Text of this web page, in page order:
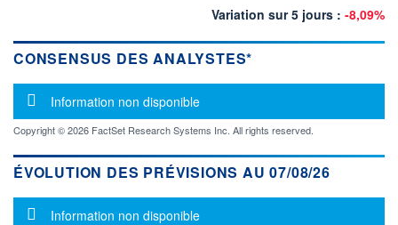
Variation sur 5 jours : -8,09%
CONSENSUS DES ANALYSTES*
Message d'information
Information non disponible
Copyright © 2026 FactSet Research Systems Inc. All rights reserved.
ÉVOLUTION DES PRÉVISIONS AU 07/08/26
Message d'information
Information non disponible